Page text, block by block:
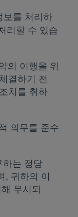
보를 처리하
리할 수 있습
의 이행을 위
결하기 전
치를 취하
의무를 준수
하는 정당
, 귀하의 이
무시되